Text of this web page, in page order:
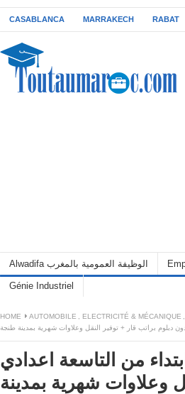
CASABLANCA MARRAKECH RABAT
Alwadifa الوظيفة العمومية بالمغرب
Génie Industriel
HOME AUTOMOBILE ELECTRICITÉ & MÉCANIQUE
دبلوم براتب قار + توفير النقل وعلاوات شهرية بمدينة طنجة
كابلاج ابتداء من التاسعة اعدادي
وعلاوات شهرية بمدينة